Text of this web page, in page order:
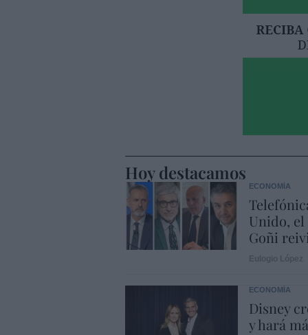
Hoy destacamos
ECONOMÍA
Unido,
Goñi
ECONOMÍA
Disney
y hará